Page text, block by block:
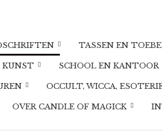
TASSEN EN
KUNST SCHOOL EN KANTOOR
OCCULT, WICCA,
OVER CANDLE OF MAGICK